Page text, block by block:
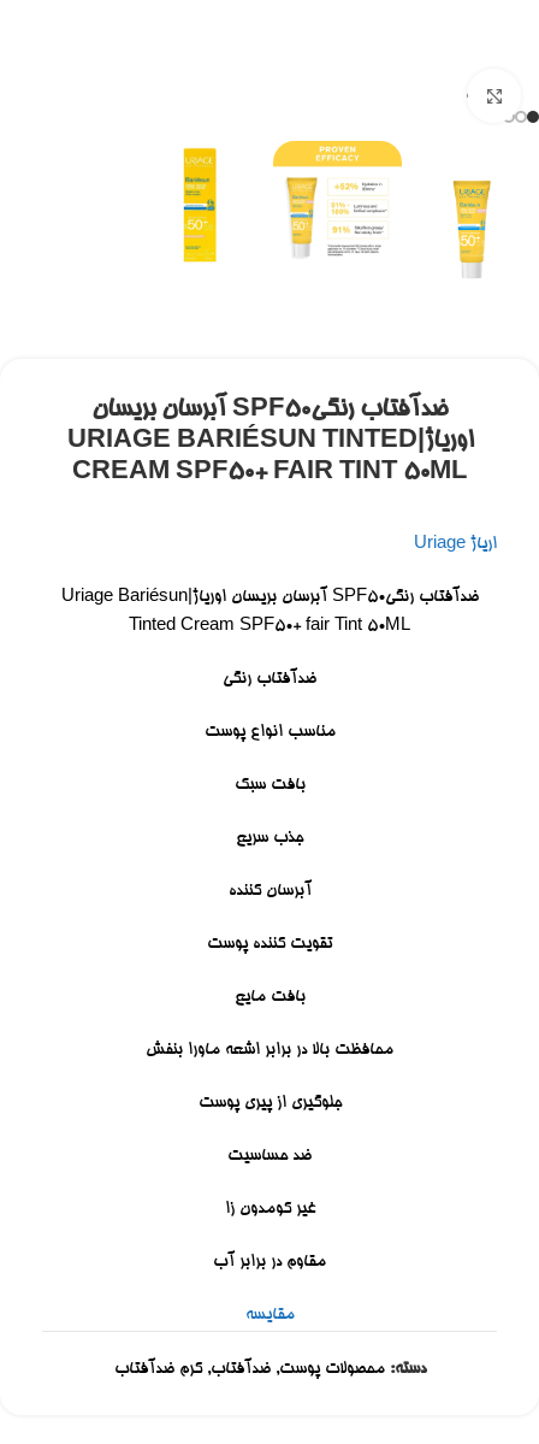
برای بزرگنمایی کلیک کنید
ضدآفتاب رنگیSPF50 آبرسان بریسان
اوریاژ|URIAGE BARIÉSUN TINTED
CREAM SPF50+ FAIR TINT 50ML
اریاژ Uriage
ضدآفتاب رنگیSPF50 آبرسان بریسان اوریاژ|Uriage Bariésun
Tinted Cream SPF50+ fair Tint 50ML
ضدآفتاب رنگی
مناسب انواع پوست
بافت سبک
جذب سریع
آبرسان کننده
تقویت کننده پوست
بافت مایع
محافظت بالا در برابر اشعه ماورا بنفش
جلوگیری از پیری پوست
ضد حساسیت
غیر کومدون زا
مقاوم در برابر آب
مقایسه
دسته: محصولات پوست, ضدآفتاب, کرم ضدآفتاب